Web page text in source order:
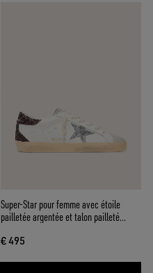
Super-Star pour femme avec étoile
pailletée argentée et talon pailleté
€ 495